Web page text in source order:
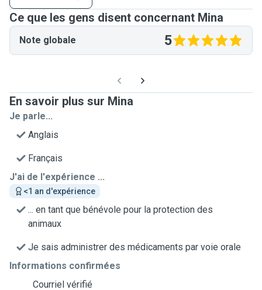
Ce que les gens disent concernant Mina
Note globale 5
En savoir plus sur Mina
Je parle...
Anglais
Français
J'ai de l'expérience ...
<1 an d'expérience
... en tant que bénévole pour la protection des
animaux
Je sais administrer des médicaments par voie orale
Informations confirmées
Courriel vérifié